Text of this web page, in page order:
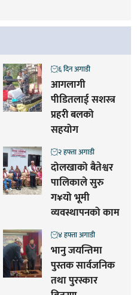
आगलागी
पीडितलाई सशस्त्र
प्रहरी बलको
सहयोग
६ दिन अगाडी
दोलखाको बैतेश्वर
पालिकाले सुरु
ग¥यो भूमी
व्यवस्थापनको काम
२ हफ्ता अगाडी
भानु जयन्तिमा
पुस्तक सार्वजनिक
तथा पुरस्कार
४ हफ्ता अगाडी